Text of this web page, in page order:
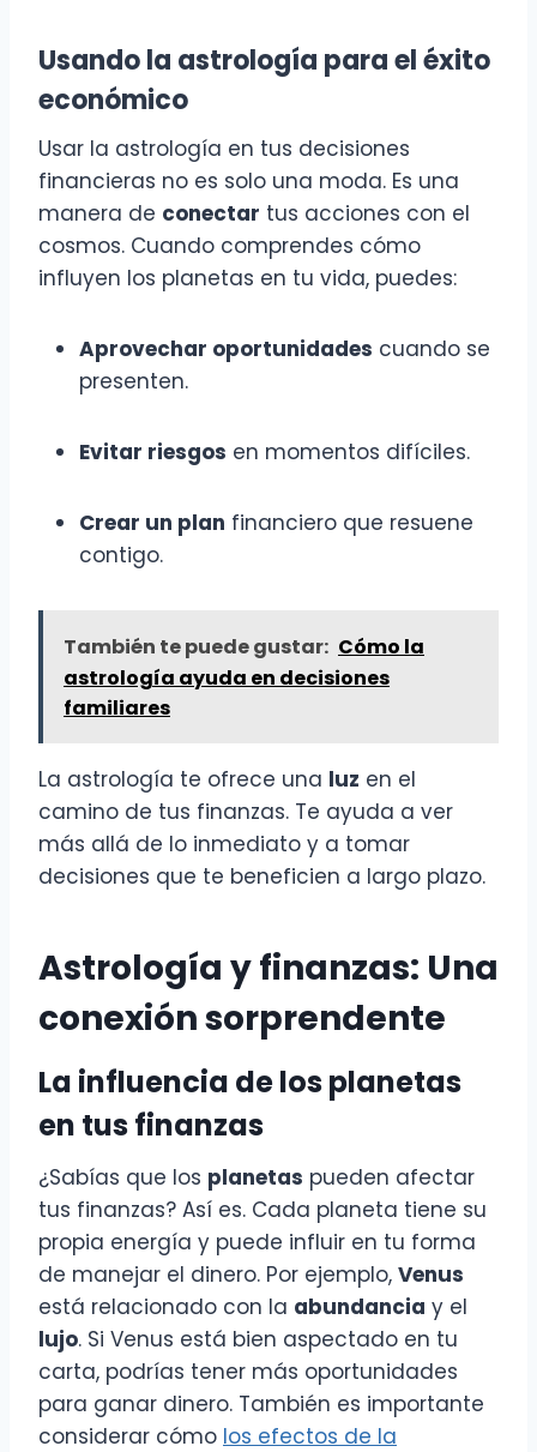
Usando la astrología para el éxito
económico
Usar la astrología en tus decisiones
financieras no es solo una moda. Es una
manera de conectar tus acciones con el
cosmos. Cuando comprendes cómo
influyen los planetas en tu vida, puedes:
Aprovechar oportunidades cuando se
presenten.
Evitar riesgos en momentos difíciles.
Crear un plan financiero que resuene
contigo.
También te puede gustar: Cómo la
astrología ayuda en decisiones
familiares
La astrología te ofrece una luz en el
camino de tus finanzas. Te ayuda a ver
más allá de lo inmediato y a tomar
decisiones que te beneficien a largo plazo.
Astrología y finanzas: Una
conexión sorprendente
La influencia de los planetas
en tus finanzas
¿Sabías que los planetas pueden afectar
tus finanzas? Así es. Cada planeta tiene su
propia energía y puede influir en tu forma
de manejar el dinero. Por ejemplo, Venus
está relacionado con la abundancia y el
lujo. Si Venus está bien aspectado en tu
carta, podrías tener más oportunidades
para ganar dinero. También es importante
considerar cómo los efectos de la